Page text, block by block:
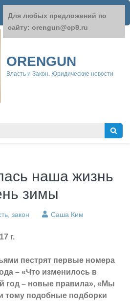
ORENGUN
Власть и Закон. Юридические новости
Найти:
наша жизнь
зимы
закон Саша Ким
г.
пестрят первые номера
– «Что изменилось в
год – новые правила», «Мы
тому подобные подборки
Для любых предложений по
сайту: orengun@cp9.ru